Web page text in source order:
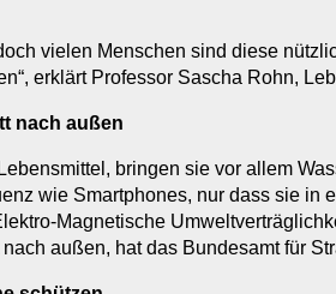
vielen Menschen sind diese
erklärt Professor Sascha Rohn,
nach außen
bringen sie vor allem
wie Smartphones, nur dass sie
Magnetische
außen, hat das Bundesamt für